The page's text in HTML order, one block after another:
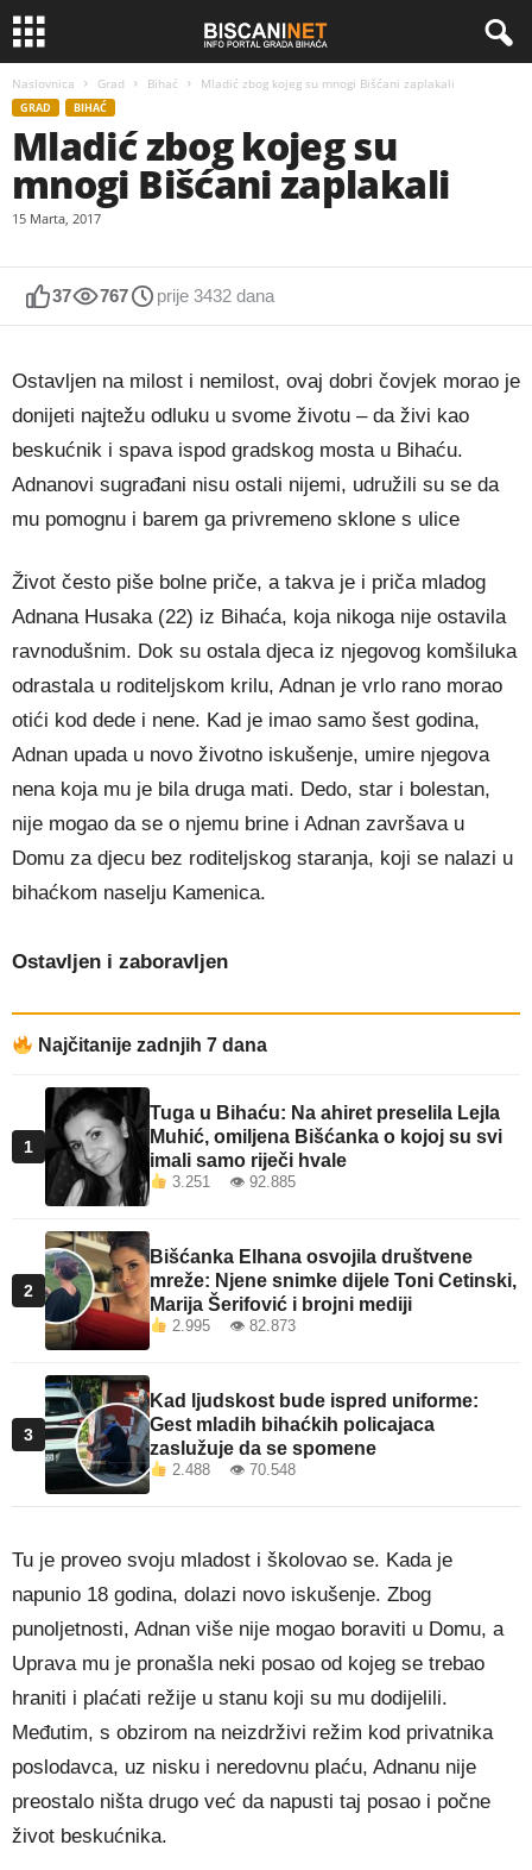
Naslovnica Grad Bihać Mladić zbog kojeg su mnogi Bišćani zaplakali
GRAD BIHAĆ
Mladić zbog kojeg su
mnogi Bišćani zaplakali
15 Marta, 2017
37 767 prije 3432 dana
Ostavljen na milost i nemilost, ovaj dobri čovjek morao je
donijeti najtežu odluku u svome životu – da živi kao
beskućnik i spava ispod gradskog mosta u Bihaću.
Adnanovi sugrađani nisu ostali nijemi, udružili su se da
mu pomognu i barem ga privremeno sklone s ulice
Život često piše bolne priče, a takva je i priča mladog
Adnana Husaka (22) iz Bihaća, koja nikoga nije ostavila
ravnodušnim. Dok su ostala djeca iz njegovog komšiluka
odrastala u roditeljskom krilu, Adnan je vrlo rano morao
otići kod dede i nene. Kad je imao samo šest godina,
Adnan upada u novo životno iskušenje, umire njegova
nena koja mu je bila druga mati. Dedo, star i bolestan,
nije mogao da se o njemu brine i Adnan završava u
Domu za djecu bez roditeljskog staranja, koji se nalazi u
bihaćkom naselju Kamenica.
Ostavljen i zaboravljen
Najčitanije zadnjih 7 dana
1
Tuga u Bihaću: Na ahiret preselila Lejla
Muhić, omiljena Bišćanka o kojoj su svi
imali samo riječi hvale
3.251 👁 92.885
2
Bišćanka Elhana osvojila društvene
mreže: Njene snimke dijele Toni Cetinski,
Marija Šerifović i brojni mediji
2.995 👁 82.873
3
Kad ljudskost bude ispred uniforme:
Gest mladih bihaćkih policajaca
zaslužuje da se spomene
2.488 👁 70.548
Tu je proveo svoju mladost i školovao se. Kada je
napunio 18 godina, dolazi novo iskušenje. Zbog
punoljetnosti, Adnan više nije mogao boraviti u Domu, a
Uprava mu je pronašla neki posao od kojeg se trebao
hraniti i plaćati režije u stanu koji su mu dodijelili.
Međutim, s obzirom na neizdrživi režim kod privatnika
poslodavca, uz nisku i neredovnu plaću, Adnanu nije
preostalo ništa drugo već da napusti taj posao i počne
život beskućnika.